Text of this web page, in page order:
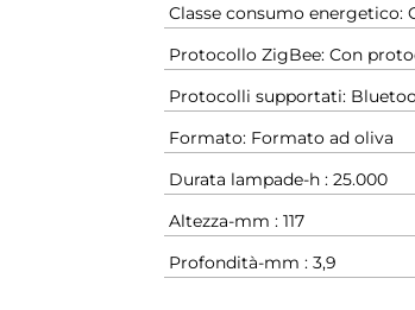
Classe consumo energetico:
Protocollo ZigBee: Con
Protocolli supportati:
Formato: Formato ad oliva
Durata lampade-h : 25.000
Altezza-mm : 117
Profondità-mm : 3,9